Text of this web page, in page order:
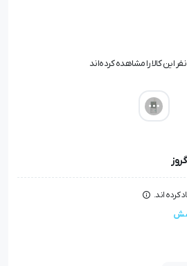
نفر این کالا را مشاهده کرده‌اند